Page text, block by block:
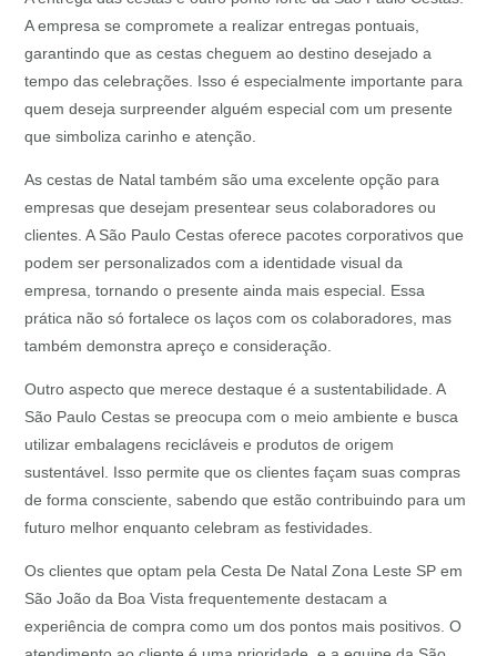
A empresa se compromete a realizar entregas pontuais,
garantindo que as cestas cheguem ao destino desejado a
tempo das celebrações. Isso é especialmente importante para
quem deseja surpreender alguém especial com um presente
que simboliza carinho e atenção.
As cestas de Natal também são uma excelente opção para
empresas que desejam presentear seus colaboradores ou
clientes. A São Paulo Cestas oferece pacotes corporativos que
podem ser personalizados com a identidade visual da
empresa, tornando o presente ainda mais especial. Essa
prática não só fortalece os laços com os colaboradores, mas
também demonstra apreço e consideração.
Outro aspecto que merece destaque é a sustentabilidade. A
São Paulo Cestas se preocupa com o meio ambiente e busca
utilizar embalagens recicláveis e produtos de origem
sustentável. Isso permite que os clientes façam suas compras
de forma consciente, sabendo que estão contribuindo para um
futuro melhor enquanto celebram as festividades.
Os clientes que optam pela Cesta De Natal Zona Leste SP em
São João da Boa Vista frequentemente destacam a
experiência de compra como um dos pontos mais positivos. O